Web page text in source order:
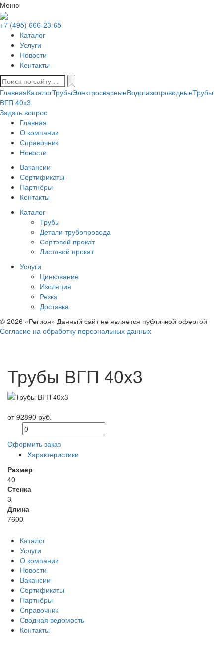
Меню
+7 (495) 666-23-65
Каталог
Услуги
Новости
Контакты
ГлавнаяКаталогТрубыЭлектросварныеВодогазопроводныеТрубы
ВГП 40х3
Задать вопрос
Главная
О компании
Справочник
Новости
Вакансии
Сертификаты
Партнёры
Контакты
Каталог
Трубы
Детали трубопровода
Сортовой прокат
Листовой прокат
Услуги
Цинкование
Изоляция
Резка
Доставка
© 2026 «Регион» Данный сайт не является публичной офертой
Согласие на обработку персональных данных
Трубы ВГП 40х3
от 92890 руб.
Оформить заказ
Характеристики
Размер
40
Стенка
3
Длина
7600
Каталог
Услуги
О компании
Новости
Вакансии
Сертификаты
Партнёры
Справочник
Сводная ведомость
Контакты